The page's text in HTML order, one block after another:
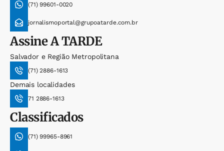
(71) 99601-0020
jornalismoportal@grupoatarde.com.br
AssineA TARDE
Salvador e Região Metropolitana
(71) 2886-1613
Demais localidades
71 2886-1613
Classificados
(71) 99965-8961